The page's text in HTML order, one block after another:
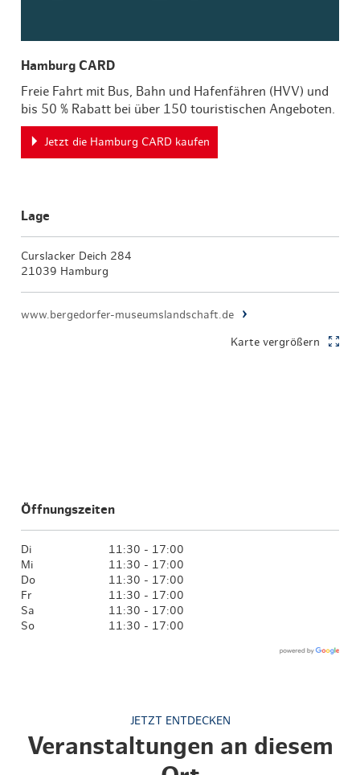
Hamburg CARD
Freie Fahrt mit Bus, Bahn und Hafenfähren (HVV) und
bis 50 % Rabatt bei über 150 touristischen Angeboten.
Jetzt die Hamburg CARD kaufen
Lage
Curslacker Deich 284
21039 Hamburg
www.bergedorfer-museumslandschaft.de
Karte vergrößern
Öffnungszeiten
Di
11:30 - 17:00
Mi
11:30 - 17:00
Do
11:30 - 17:00
Fr
11:30 - 17:00
Sa
11:30 - 17:00
So
11:30 - 17:00
JETZT ENTDECKEN
Veranstaltungen an diesem